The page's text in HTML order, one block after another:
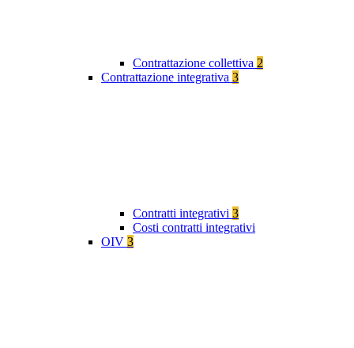
Contrattazione collettiva 2
Contrattazione integrativa 3
Contratti integrativi 3
Costi contratti integrativi
OIV 3